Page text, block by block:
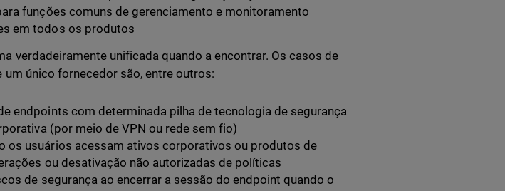
funções comuns de gerenciamento e monitoramento
em todos os produtos
verdadeiramente unificada quando a encontrar. Os casos de
único fornecedor são, entre outros:
endpoints com determinada pilha de tecnologia de segurança
(por meio de VPN ou rede sem fio)
os usuários acessam ativos corporativos ou produtos de
ou desativação não autorizadas de políticas
de segurança ao encerrar a sessão do endpoint quando o